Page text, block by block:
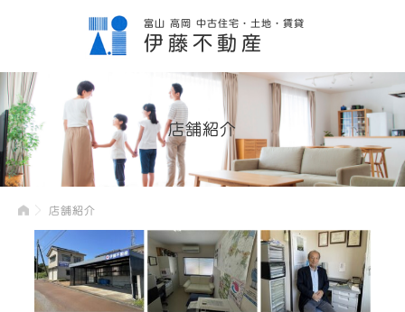
富山 高岡 中古住宅・土地・賃貸
伊藤不動産
店舗紹介
店舗紹介